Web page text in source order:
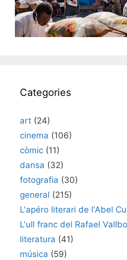
Categories
art (24)
cinema (106)
còmic (11)
dansa (32)
fotografia (30)
general (215)
L'apéro literari de l'Abel
L'ull franc del Rafael
literatura (41)
música (59)